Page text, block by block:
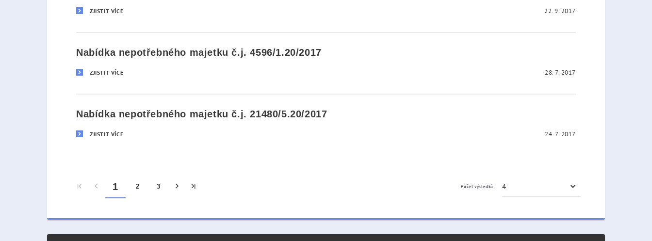
ZJISTIT VÍCE 22. 9. 2017
Nabídka nepotřebného majetku č.j. 4596/1.20/2017
ZJISTIT VÍCE 28. 7. 2017
Nabídka nepotřebného majetku č.j. 21480/5.20/2017
ZJISTIT VÍCE 24. 7. 2017
1 2 3 Počet výsledků: